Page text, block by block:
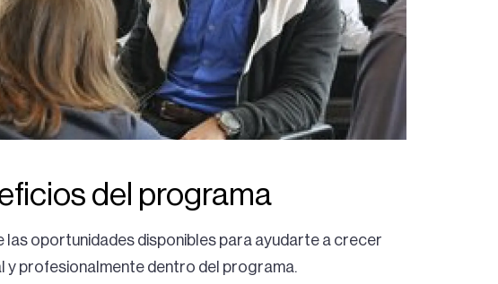
del programa
las oportunidades disponibles para ayudarte a crecer
y profesionalmente dentro del programa.